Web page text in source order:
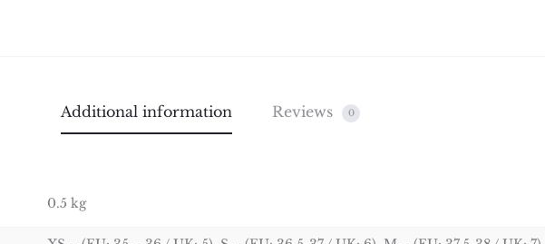
Additional information Reviews 0
0.5 kg